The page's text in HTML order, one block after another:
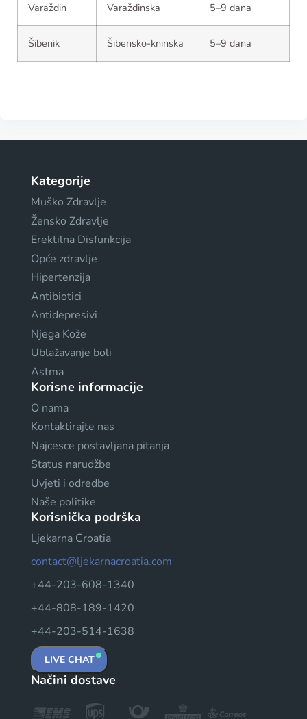
Varaždin Varaždinska 5–9 dana
Šibenik Šibensko-kninska 5–9 dana
Kategorije
Muško Zdravlje
Žensko Zdravlje
Erektilna Disfunkcija
Opće zdravlje
Hipertenzija
Antibiotici
Antidepresivi
Njega Kože
Ublažavanje boli
Astma
Korisne informacije
O nama
Kontaktirajte nas
Najcesce postavljana pitanja
Status narudžbe
Uvjeti i odredbe
Naše politike
Korisnička podrška
Ljekarna Croatia
contact@ljekarnacroatia.com
+44-203-608-1340
+44-808-189-1420
+44-203-514-1638
LIVE CHAT
Načini dostave